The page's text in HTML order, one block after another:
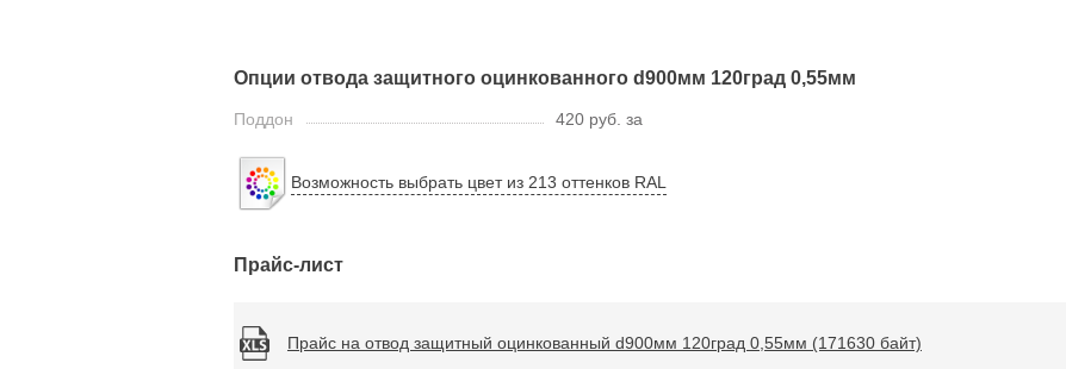
Опции отвода защитного оцинкованного d900мм 120град 0,55мм
Поддон 420 руб. за
Возможность выбрать цвет из 213 оттенков RAL
Прайс-лист
Прайс на отвод защитный оцинкованный d900мм 120град 0,55мм (171630 байт)